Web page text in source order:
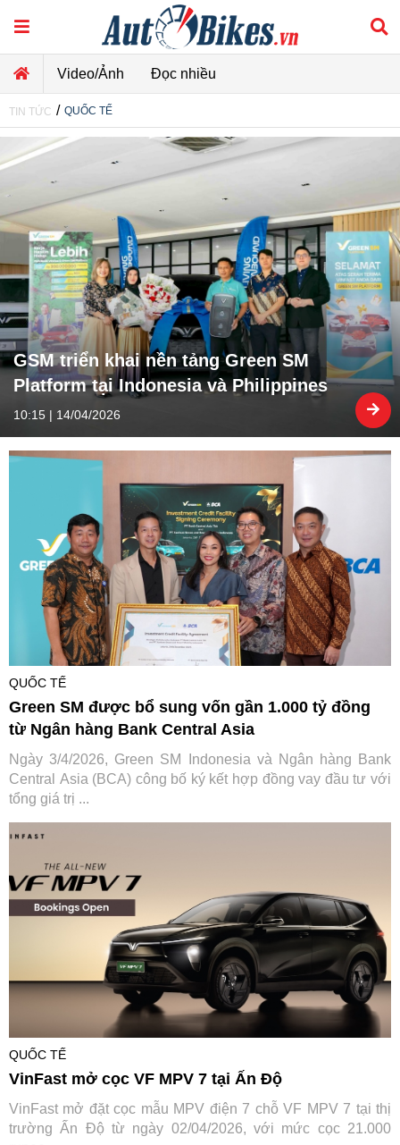
Video/Ảnh Đọc nhiều
TIN TỨC / QUỐC TẾ
GSM triển khai nền tảng Green SM
Platform tại Indonesia và Philippines
10:15 | 14/04/2026
QUỐC TẾ
Green SM được bổ sung vốn gần 1.000 tỷ đồng
từ Ngân hàng Bank Central Asia
Ngày 3/4/2026, Green SM Indonesia và Ngân hàng Bank
Central Asia (BCA) công bố ký kết hợp đồng vay đầu tư với
tổng giá trị ...
QUỐC TẾ
VinFast mở cọc VF MPV 7 tại Ấn Độ
VinFast mở đặt cọc mẫu MPV điện 7 chỗ VF MPV 7 tại thị
trường Ấn Độ từ ngày 02/04/2026, với mức cọc 21.000